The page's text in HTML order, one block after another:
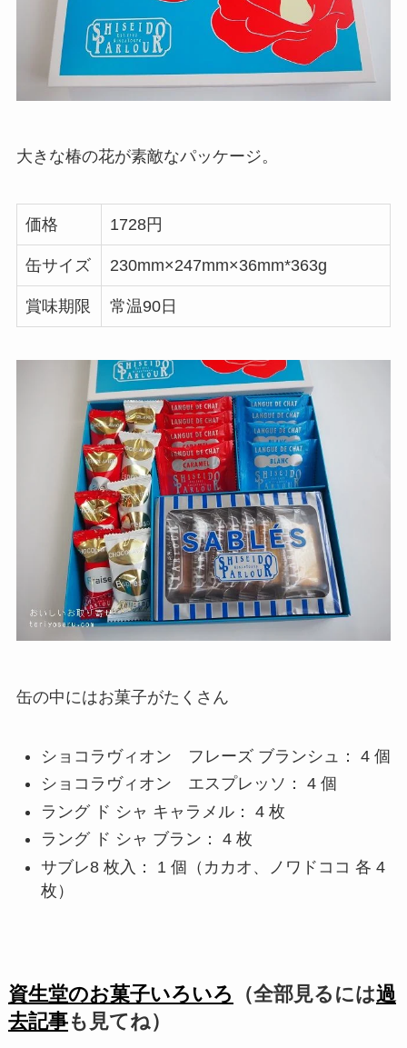
大きな椿の花が素敵なパッケージ。
価格 1728円
缶サイズ 230mm×247mm×36mm*363g
賞味期限 常温90日
缶の中にはお菓子がたくさん
ショコラヴィオン フレーズ ブランシュ： 4 個
ショコラヴィオン エスプレッソ： 4 個
ラング ド シャ キャラメル： 4 枚
ラング ド シャ ブラン： 4 枚
サブレ8 枚入： 1 個（カカオ、ノワドココ 各 4
枚）
資生堂のお菓子いろいろ （全部見るには過
去記事も見てね）